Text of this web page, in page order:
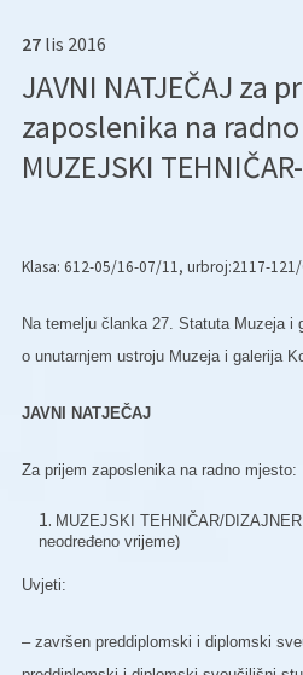
27 lis 2016
JAVNI NATJEČAJ za
zaposlenika na
MUZEJSKI
Klasa: 612-05/16-07/11, urbroj:2117-
Na temelju članka 27. Statuta Muzeja i
o unutarnjem ustroju Muzeja i galerija
JAVNI NATJEČAJ
Za prijem zaposlenika na radno
MUZEJSKI TEHNIČAR/
neodređeno vrijeme)
Uvjeti:
– završen preddiplomski i diplomski